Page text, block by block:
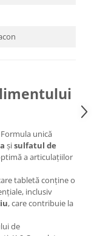
Formula unică
șisulfatul de
a articulațiilor
tabletă conține o
inclusiv
, care contribuie la
de